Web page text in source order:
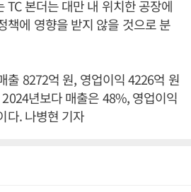
TC 본더는 대만 내 위치한 공장에
책에 영향을 받지 않을 것으로 분
출 8272억 원, 영업이익 4226억 원
년보다 매출은 48%, 영업이익
다. 나병현 기자